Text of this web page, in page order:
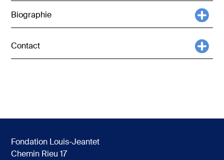
Biographie
Contact
Fondation Louis-Jeantet
Chemin Rieu 17